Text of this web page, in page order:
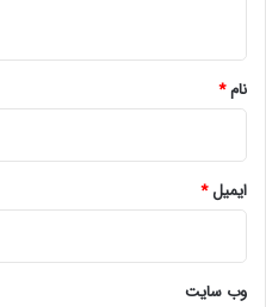
نام*
ایمیل*
وب‌ سایت